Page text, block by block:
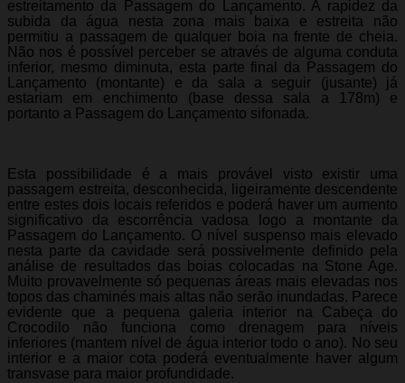
estreitamento da Passagem do Lançamento. A rapidez da
subida da água nesta zona mais baixa e estreita não
permitiu a passagem de qualquer boia na frente de cheia.
Não nos é possível perceber se através de alguma conduta
inferior, mesmo diminuta, esta parte final da Passagem do
Lançamento (montante) e da sala a seguir (jusante) já
estariam em enchimento (base dessa sala a 178m) e
portanto a Passagem do Lançamento sifonada.
Esta possibilidade é a mais provável visto existir uma
passagem estreita, desconhecida, ligeiramente descendente
entre estes dois locais referidos e poderá haver um aumento
significativo da escorrência vadosa logo a montante da
Passagem do Lançamento. O nível suspenso mais elevado
nesta parte da cavidade será possivelmente definido pela
análise de resultados das boias colocadas na Stone Age.
Muito provavelmente só pequenas áreas mais elevadas nos
topos das chaminés mais altas não serão inundadas. Parece
evidente que a pequena galeria interior na Cabeça do
Crocodilo não funciona como drenagem para níveis
inferiores (mantem nível de água interior todo o ano). No seu
interior e a maior cota poderá eventualmente haver algum
transvase para maior profundidade.